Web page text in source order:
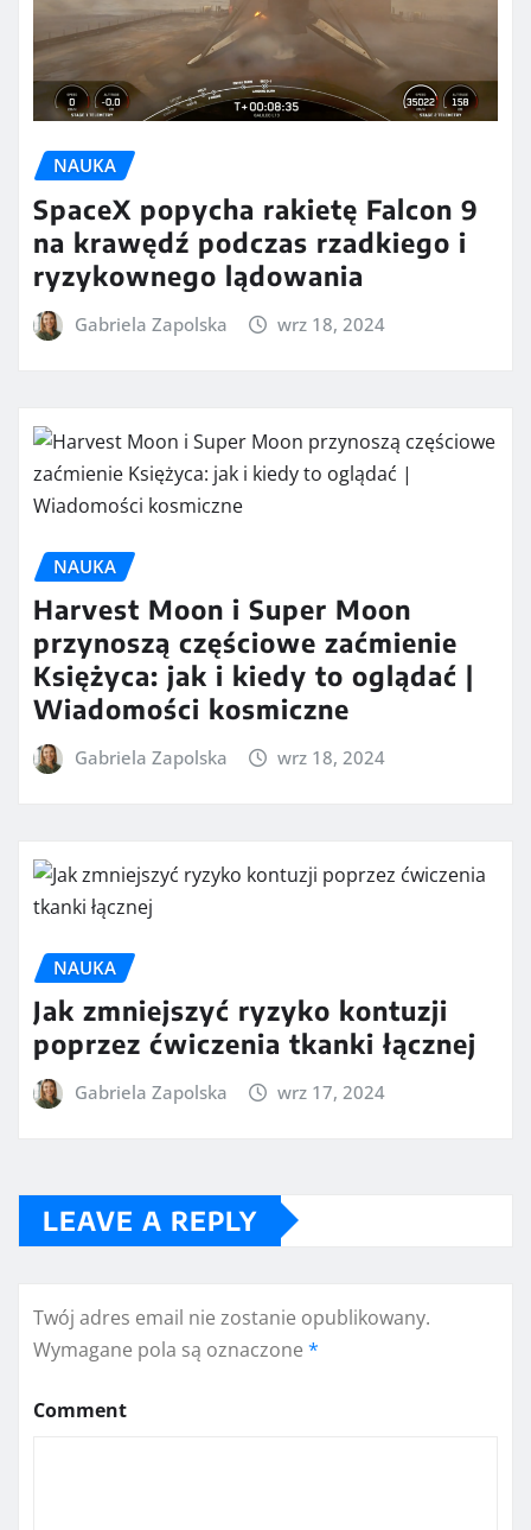
NAUKA
SpaceX popycha rakietę Falcon 9
na krawędź podczas rzadkiego i
ryzykownego lądowania
Gabriela Zapolska wrz 18, 2024
NAUKA
Harvest Moon i Super Moon
przynoszą częściowe zaćmienie
Księżyca: jak i kiedy to oglądać |
Wiadomości kosmiczne
Gabriela Zapolska wrz 18, 2024
NAUKA
Jak zmniejszyć ryzyko kontuzji
poprzez ćwiczenia tkanki łącznej
Gabriela Zapolska wrz 17, 2024
LEAVE A REPLY
Twój adres email nie zostanie opublikowany.
Wymagane pola są oznaczone *
Comment